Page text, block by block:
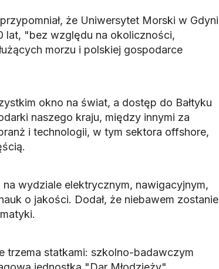
że Uniwersytet Morski w Gdyni
lat, "bez względu na okoliczności,
morzu i polskiej gospodarce
okno na świat, a dostęp do Bałtyku
naszego kraju, między innymi za
i technologii, w tym sektora offshore,
na wydziale elektrycznym, nawigacyjnym,
o jakości. Dodał, że niebawem zostanie
trzema statkami: szkolno-badawczym